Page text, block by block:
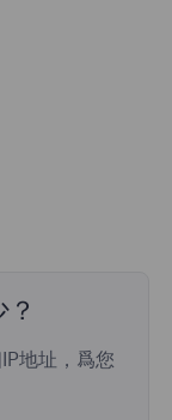
地址，爲您